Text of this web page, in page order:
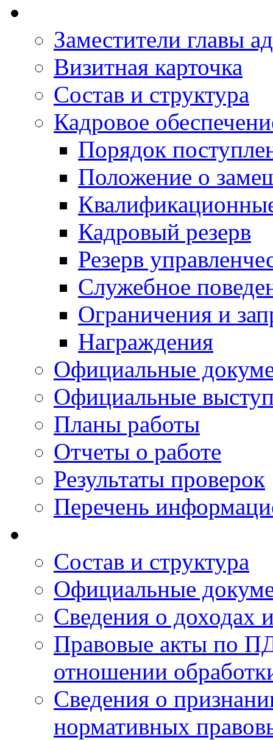
Заместители главы
Визитная карточка
Состав и структура
Кадровое
Порядок
Положение о
Кадровый резерв
Резерв
Служебное
Ограничения и
Награждения
Официальные
Официальные
Планы работы
Отчеты о работе
Результаты проверок
Перечень
Состав и структура
Официальные
Сведения о доходах
Правовые акты по
отношении
Сведения о
нормативных